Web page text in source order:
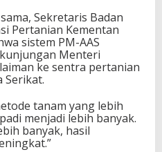
Sekretaris Badan
Pertanian Kementan
sistem PM-AAS
Menteri
ke sentra pertanian
Serikat.
tanam yang lebih
menjadi lebih banyak.
banyak, hasil